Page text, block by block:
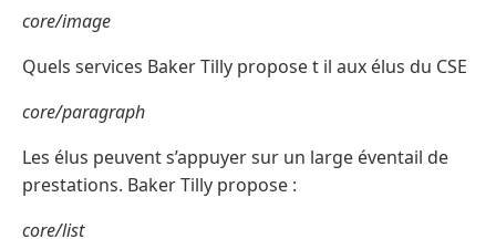
core/image
Quels services Baker Tilly propose t il aux élus du CSE
core/paragraph
Les élus peuvent s’appuyer sur un large éventail de
prestations. Baker Tilly propose :
core/list